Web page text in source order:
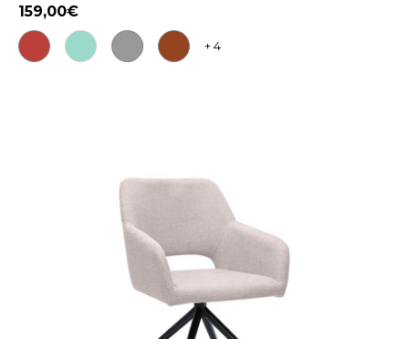
159,00
+ 4